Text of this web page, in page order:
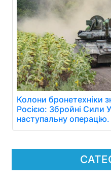
Колони бронетехніки
Росією: Збройні Сили
наступальну операцію.